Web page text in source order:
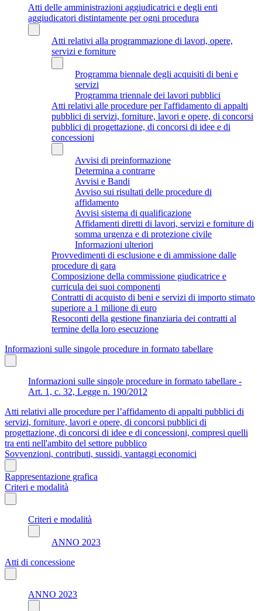
Atti delle amministrazioni aggiudicatrici e degli enti
aggiudicatori distintamente per ogni procedura
Atti relativi alla programmazione di lavori, opere,
servizi e forniture
Programma biennale degli acquisiti di beni e
servizi
Programma triennale dei lavori pubblici
Atti relativi alle procedure per l'affidamento di appalti
pubblici di servizi, forniture, lavori e opere, di concorsi
pubblici di progettazione, di concorsi di idee e di
concessioni
Avvisi di preinformazione
Determina a contrarre
Avvisi e Bandi
Avviso sui risultati delle procedure di
affidamento
Avvisi sistema di qualificazione
Affidamenti diretti di lavori, servizi e forniture di
somma urgenza e di protezione civile
Informazioni ulteriori
Provvedimenti di esclusione e di ammissione dalle
procedure di gara
Composizione della commissione giudicatrice e
curricula dei suoi componenti
Contratti di acquisto di beni e servizi di importo stimato
superiore a 1 milione di euro
Resoconti della gestione finanziaria dei contratti al
termine della loro esecuzione
Informazioni sulle singole procedure in formato tabellare
Informazioni sulle singole procedure in formato tabellare -
Art. 1, c. 32, Legge n. 190/2012
Atti relativi alle procedure per l’affidamento di appalti pubblici di
servizi, forniture, lavori e opere, di concorsi pubblici di
progettazione, di concorsi di idee e di concessioni, compresi quelli
tra enti nell'ambito del settore pubblico
Sovvenzioni, contributi, sussidi, vantaggi economici
Rappresentazione grafica
Criteri e modalità
Criteri e modalità
ANNO 2023
Atti di concessione
ANNO 2023